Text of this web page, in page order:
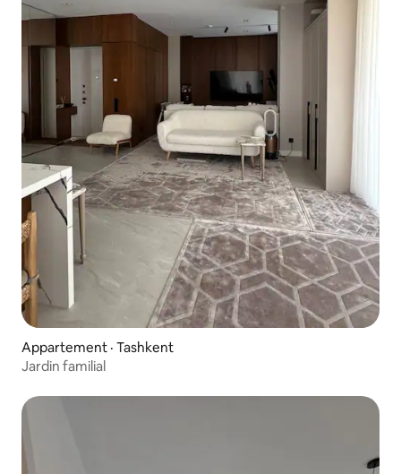
Appartement · Tashkent
Jardin familial